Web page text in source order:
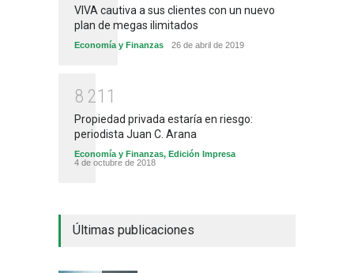
VIVA cautiva a sus clientes con un nuevo
plan de megas ilimitados
Economía y Finanzas 26 de abril de 2019
8 21 1
Propiedad privada estaría en riesgo:
periodista Juan C. Arana
Economía y Finanzas, Edición Impresa
4 de octubre de 2018
Últimas publicaciones